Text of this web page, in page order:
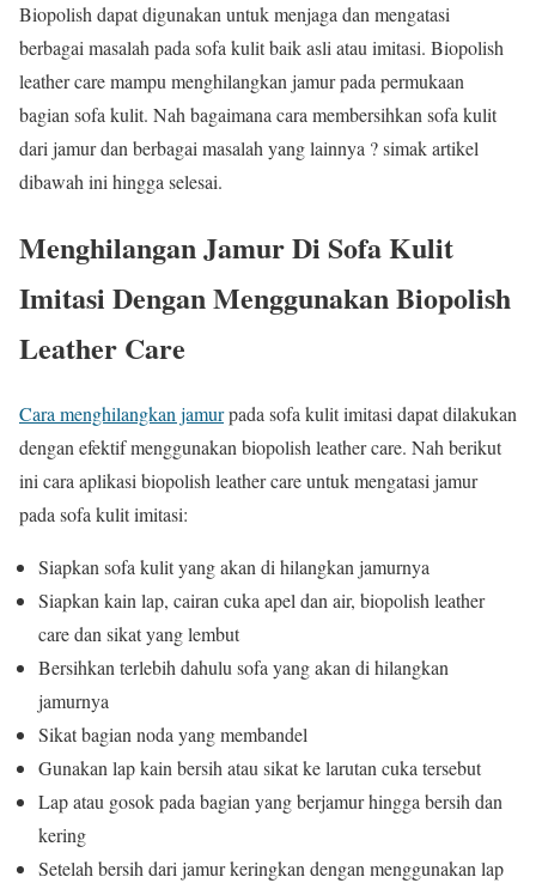
Biopolish dapat digunakan untuk menjaga dan mengatasi
berbagai masalah pada sofa kulit baik asli atau imitasi. Biopolish
leather care mampu menghilangkan jamur pada permukaan
bagian sofa kulit. Nah bagaimana cara membersihkan sofa kulit
dari jamur dan berbagai masalah yang lainnya ? simak artikel
dibawah ini hingga selesai.
Menghilangan Jamur Di Sofa Kulit
Imitasi Dengan Menggunakan Biopolish
Leather Care
Cara menghilangkan jamurpada sofa kulit imitasi dapat dilakukan
dengan efektif menggunakan biopolish leather care. Nah berikut
ini cara aplikasi biopolish leather care untuk mengatasi jamur
pada sofa kulit imitasi:
Siapkan sofa kulit yang akan di hilangkan jamurnya
Siapkan kain lap, cairan cuka apel dan air, biopolish leather
care dan sikat yang lembut
Bersihkan terlebih dahulu sofa yang akan di hilangkan
jamurnya
Sikat bagian noda yang membandel
Gunakan lap kain bersih atau sikat ke larutan cuka tersebut
Lap atau gosok pada bagian yang berjamur hingga bersih dan
kering
Setelah bersih dari jamur keringkan dengan menggunakan lap